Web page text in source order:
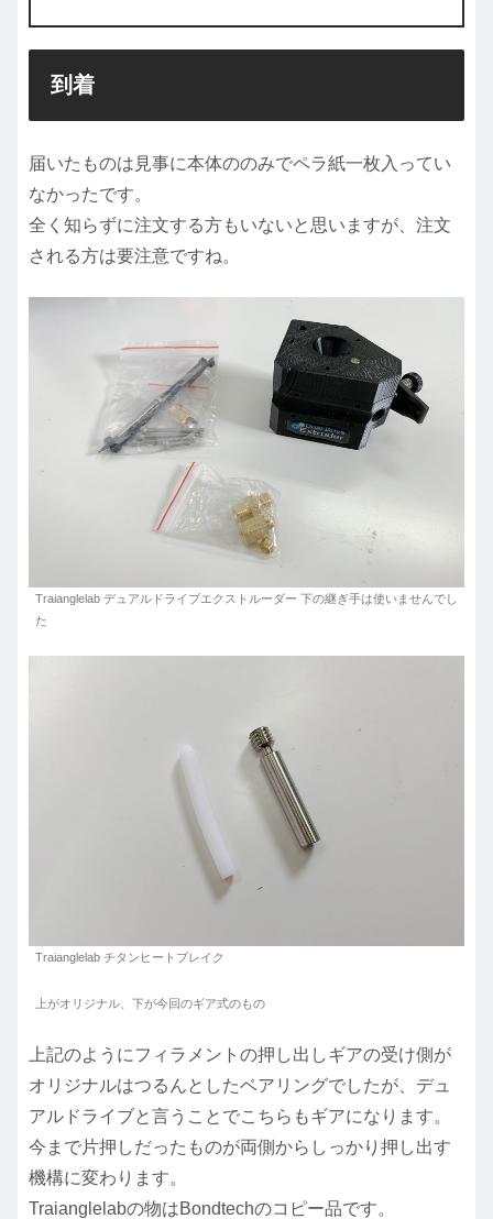
到着
届いたものは見事に本体ののみでペラ紙一枚入ってい
なかったです。
全く知らずに注文する方もいないと思いますが、注文
される方は要注意ですね。
Traianglelab デュアルドライブエクストルーダー 下の継ぎ手は使いませんでし
た
Traianglelab チタンヒートブレイク
上がオリジナル、下が今回のギア式のもの
上記のようにフィラメントの押し出しギアの受け側が
オリジナルはつるんとしたベアリングでしたが、デュ
アルドライブと言うことでこちらもギアになります。
今まで片押しだったものが両側からしっかり押し出す
機構に変わります。
Traianglelabの物はBondtechのコピー品です。